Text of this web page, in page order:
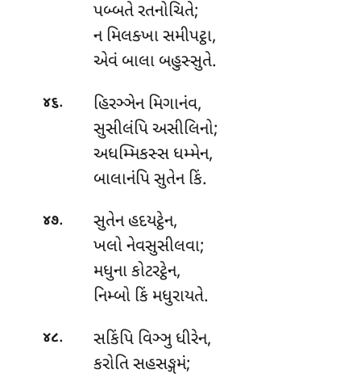
પબ્બતે રતનોચિતે;
ન મિલક્ખા સમીપટ્ઠા,
એવં બાલા બહુસ્સુતે.
૪૬.
હિરઞ્ઞેન મિગાનંવ,
સુસીલંપિ અસીલિનો;
અધમ્મિકસ્સ ધમ્મેન,
બાલાનંપિ સુતેન કિં.
૪૭. સુતેનહદયટ્ઠેન,
ખલો નેવસુસીલવા;
મધુના કોટરટ્ઠેન,
નિમ્બો કિં મધુરાયતે.
૪૮.
સકિંપિ વિઞ્ઞુ ધીરેન,
કરોતિ સહસઙ્ગમં;